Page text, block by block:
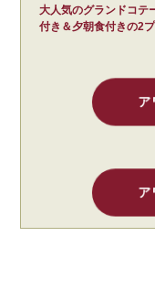
大人気のグランドコテ
付き＆夕朝食付きの2
ア
ア